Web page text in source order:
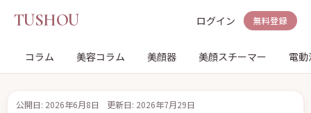
TUSHOU ログイン 無料登録
コラム 美容コラム 美顔器 美顔スチーマー 電
公開日: 2026年6月8日 更新日: 2026年7月29日